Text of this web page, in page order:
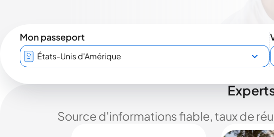
Mon passeport
Source d'informations fiable, taux de